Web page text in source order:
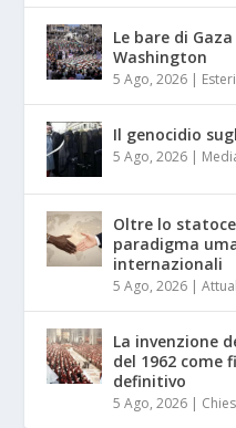
Le bare di
Washington
5 Ago, 2026 |
Il genocidio
5 Ago, 2026 |
Oltre lo
paradigma
internazionali
5 Ago, 2026 |
La invenzione
del 1962 come
definitivo
5 Ago, 2026 |